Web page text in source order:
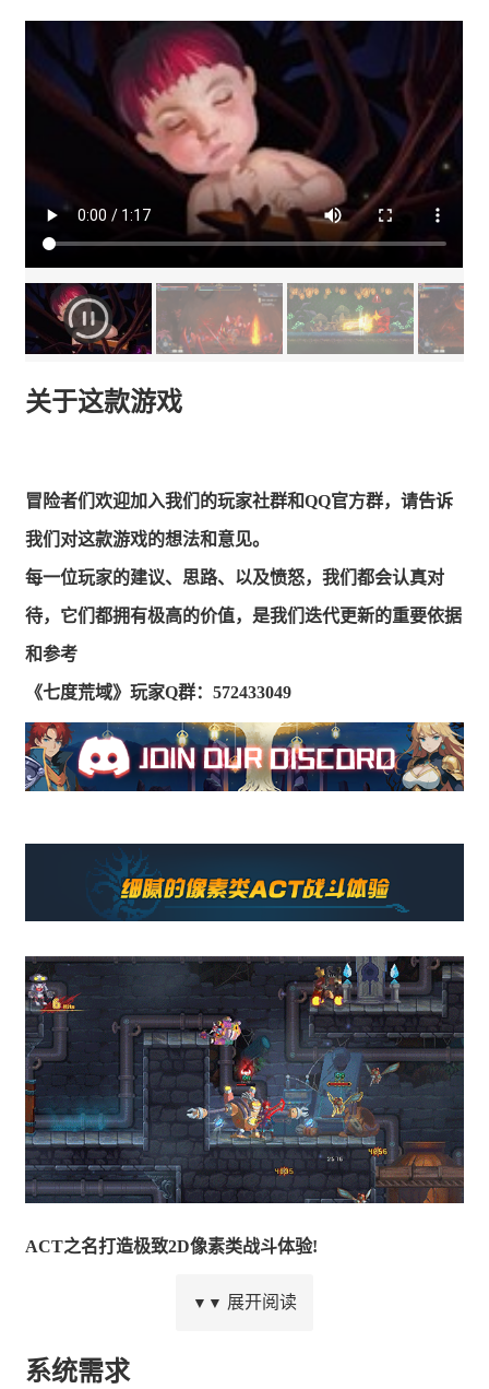
关于这款游戏
冒险者们欢迎加入我们的玩家社群和QQ官方群，请告诉
我们对这款游戏的想法和意见。
每一位玩家的建议、思路、以及愤怒，我们都会认真对
待，它们都拥有极高的价值，是我们迭代更新的重要依据
和参考
《七度荒域》玩家Q群：572433049
ACT之名打造极致2D像素类战斗体验!
▼▼ 展开阅读
系统需求